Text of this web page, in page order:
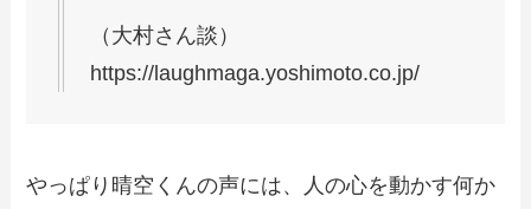
（大村さん談）
https://laughmaga.yoshimoto.co.jp/
やっぱり晴空くんの声には、人の心を動かす何か